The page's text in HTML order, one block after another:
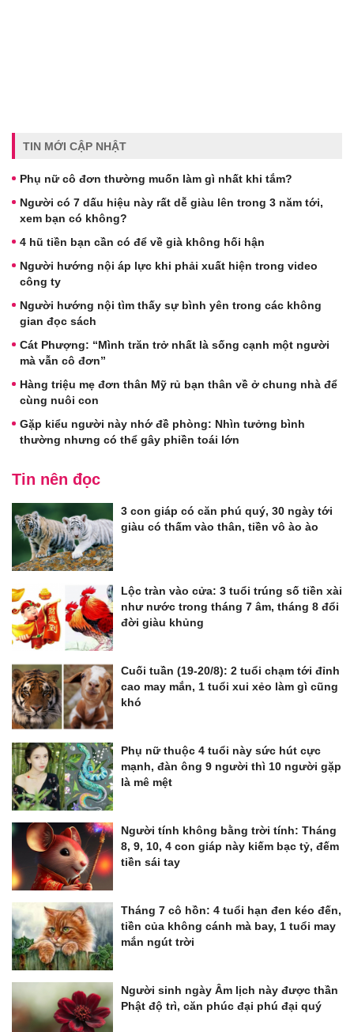
TIN MỚI CẬP NHẬT
Phụ nữ cô đơn thường muốn làm gì nhất khi tắm?
Người có 7 dấu hiệu này rất dễ giàu lên trong 3 năm tới,
xem bạn có không?
4 hũ tiền bạn cần có để về già không hối hận
Người hướng nội áp lực khi phải xuất hiện trong video
công ty
Người hướng nội tìm thấy sự bình yên trong các không
gian đọc sách
Cát Phượng: “Mình trăn trở nhất là sống cạnh một người
mà vẫn cô đơn”
Hàng triệu mẹ đơn thân Mỹ rủ bạn thân về ở chung nhà để
cùng nuôi con
Gặp kiểu người này nhớ đề phòng: Nhìn tưởng bình
thường nhưng có thể gây phiền toái lớn
Tin nên đọc
3 con giáp có căn phú quý, 30 ngày tới
giàu có thấm vào thân, tiền vô ào ào
Lộc tràn vào cửa: 3 tuổi trúng số tiền xài
như nước trong tháng 7 âm, tháng 8 đổi
đời giàu khủng
Cuối tuần (19-20/8): 2 tuổi chạm tới đỉnh
cao may mắn, 1 tuổi xui xẻo làm gì cũng
khó
Phụ nữ thuộc 4 tuổi này sức hút cực
mạnh, đàn ông 9 người thì 10 người gặp
là mê mệt
Người tính không bằng trời tính: Tháng
8, 9, 10, 4 con giáp này kiếm bạc tỷ, đếm
tiền sái tay
Tháng 7 cô hồn: 4 tuổi hạn đen kéo đến,
tiền của không cánh mà bay, 1 tuổi may
mắn ngút trời
Người sinh ngày Âm lịch này được thần
Phật độ trì, căn phúc đại phú đại quý